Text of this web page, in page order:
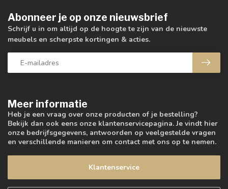
Meer informatie
Heb je een vraag over onze producten of je bestelling?
Bekijk dan ook eens onze klantenservicepagina. Je vindt hier
onze bedrijfsgegevens, antwoorden op veelgestelde vragen
en verschillende manieren om contact met ons op te nemen.
Klantenservice
Abonneer je op onze nieuwsbrief
Schrijf u in om altijd op de hoogte te zijn van de nieuwste
meubels en scherpste kortingen & acties.